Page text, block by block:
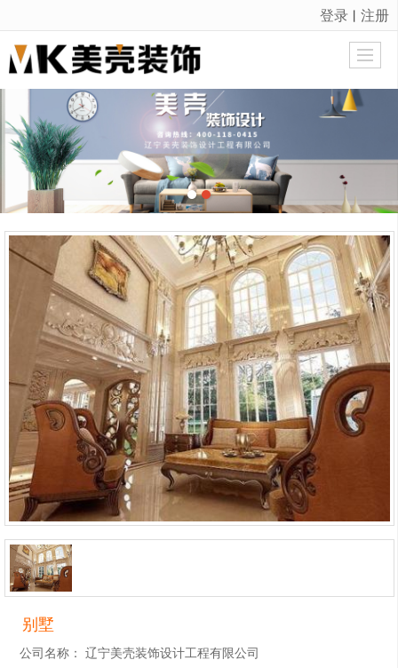
很遗憾，因您的浏览器版本过低导致无法获得最佳浏览体验，推荐下载安装谷歌浏览器！
登录 丨 注册
别墅
公司名称：
辽宁美壳装饰设计工程有限公司